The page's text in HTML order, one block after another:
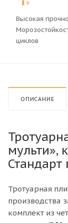
Высокая
циклов
ОПИСАНИЕ
мульти»,
Стандарт
Тротуарная
производства
комплект из